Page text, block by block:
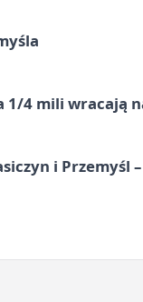
1/4 mili wracają
i Przemyśl